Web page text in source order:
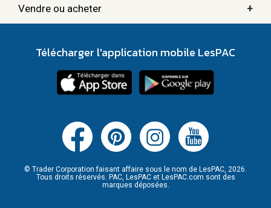
Vendre ou acheter +
Télécharger l'application mobile LesPAC
© Trader Corporation faisant affaire sous le nom de LesPAC, 2026.
Tous droits réservés. PAC, LesPAC et LesPAC.com sont des
marques déposées.